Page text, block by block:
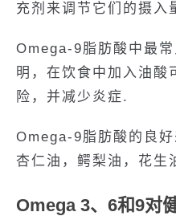
充剂来调节它们的摄入
Omega-9脂肪酸中最
明，在饮食中加入油酸
险，并减少炎症.
Omega-9脂肪酸的良好
杏仁油，鳄梨油，花生
Omega 3、6和9对